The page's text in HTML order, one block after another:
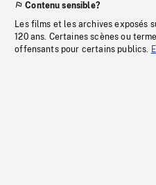
Contenu sensible?
Les films et les archives exposés
120 ans. Certaines scènes ou
offensants pour certains publics.